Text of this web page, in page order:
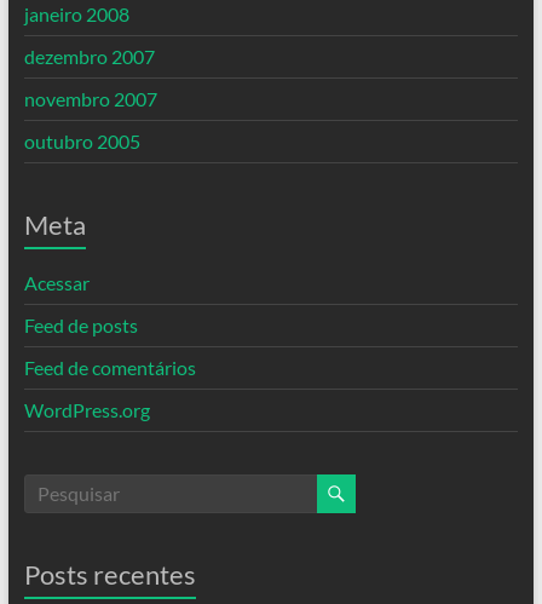
janeiro 2008
dezembro 2007
novembro 2007
outubro 2005
Meta
Acessar
Feed de posts
Feed de comentários
WordPress.org
Posts recentes